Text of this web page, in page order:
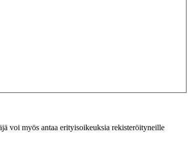
voi myös antaa erityisoikeuksia rekisteröityneille